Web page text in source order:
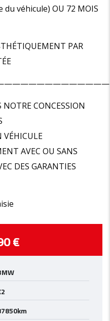
véhicule) OU 72 MOIS
PAR
CONCESSION
VÉHICULE
AVEC OU SANS
DES GARANTIES
€